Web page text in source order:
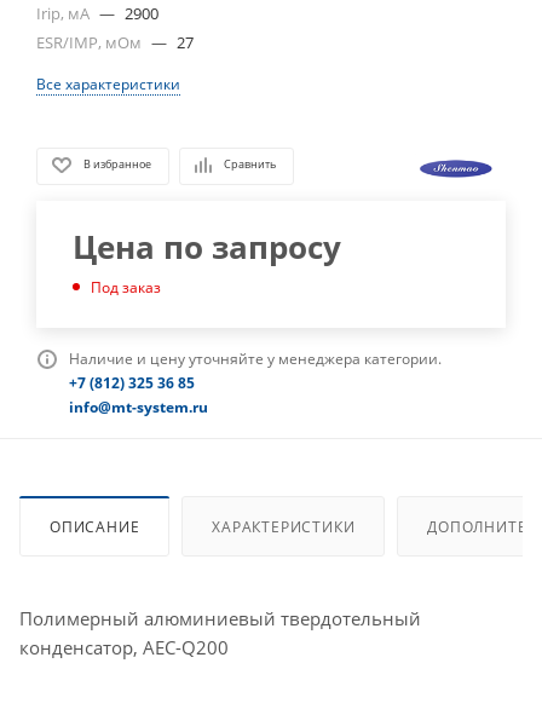
Irip, мА — 2900
ESR/IMP, мОм — 27
Все характеристики
В избранное Сравнить
Цена по запросу
Под заказ
Наличие и цену уточняйте у менеджера категории.
+7 (812) 325 36 85
info@mt-system.ru
ОПИСАНИЕ ХАРАКТЕРИСТИКИ
Полимерный алюминиевый твердотельный
конденсатор, AEC-Q200